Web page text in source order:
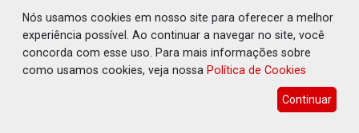
FÁCIL: Receita de rosquinha açucarada para
impressionar a família
Essa delícia vai deixar todo mundo com água na boca
Nós usamos cookies em nosso site para oferecer a melhor
experiência possível. Ao continuar a navegar no site, você
concorda com esse uso. Para mais informações sobre
como usamos cookies, veja nossa Política de Cookies
Continuar